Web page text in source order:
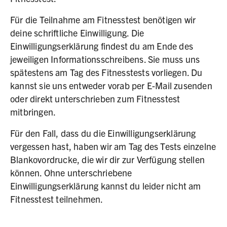
Für die Teilnahme am Fitnesstest benötigen wir
deine schriftliche Einwilligung. Die
Einwilligungserklärung findest du am Ende des
jeweiligen Informationsschreibens. Sie muss uns
spätestens am Tag des Fitnesstests vorliegen. Du
kannst sie uns entweder vorab per E-Mail zusenden
oder direkt unterschrieben zum Fitnesstest
mitbringen.
Für den Fall, dass du die Einwilligungserklärung
vergessen hast, haben wir am Tag des Tests einzelne
Blankovordrucke, die wir dir zur Verfügung stellen
können. Ohne unterschriebene
Einwilligungserklärung kannst du leider nicht am
Fitnesstest teilnehmen.